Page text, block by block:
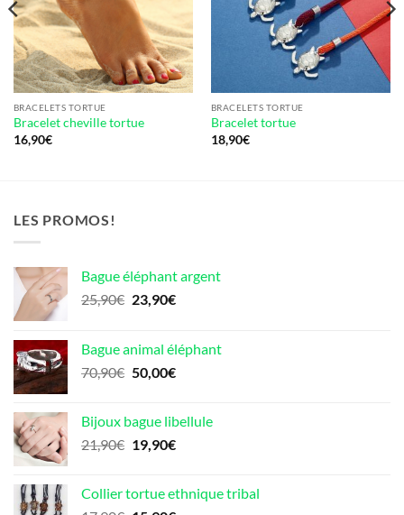
BRACELETS TORTUE
Bracelet cheville tortue
16,90€
BRACELETS TORTUE
Bracelet tortue
18,90€
LES PROMOS!
Bague éléphant argent
25,90€ Le
était :
25,90€.
23,90€Le
est :
23,90€.
Bague animal éléphant
70,90€ Le
était :
70,90€.
50,00€Le
est :
50,00€.
Bijoux bague libellule
21,90€ Le
était :
19,90€Le
est :
Collier tortue ethnique tribal